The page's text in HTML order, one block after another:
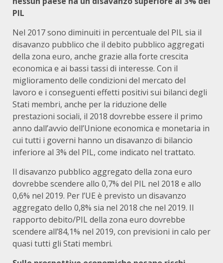
PIL
Nel 2017 sono diminuiti in percentuale del PIL sia il
disavanzo pubblico che il debito pubblico aggregati
della zona euro, anche grazie alla forte crescita
economica e ai bassi tassi di interesse. Con il
miglioramento delle condizioni del mercato del
lavoro e i conseguenti effetti positivi sui bilanci degli
Stati membri, anche per la riduzione delle
prestazioni sociali, il 2018 dovrebbe essere il primo
anno dall’avvio dell’Unione economica e monetaria in
cui tutti i governi hanno un disavanzo di bilancio
inferiore al 3% del PIL, come indicato nel trattato.
Il disavanzo pubblico aggregato della zona euro
dovrebbe scendere allo 0,7% del PIL nel 2018 e allo
0,6% nel 2019. Per l’UE è previsto un disavanzo
aggregato dello 0,8% sia nel 2018 che nel 2019. Il
rapporto debito/PIL della zona euro dovrebbe
scendere all’84,1% nel 2019, con previsioni in calo per
quasi tutti gli Stati membri.